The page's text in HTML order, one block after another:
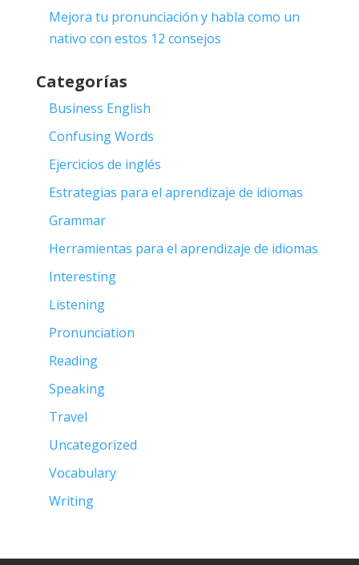
Mejora tu pronunciación y habla como un
nativo con estos 12 consejos
Categorías
Business English
Confusing Words
Ejercicios de inglés
Estrategias para el aprendizaje de idiomas
Grammar
Herramientas para el aprendizaje de idiomas
Interesting
Listening
Pronunciation
Reading
Speaking
Travel
Uncategorized
Vocabulary
Writing